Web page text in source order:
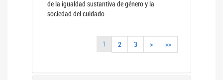
de la igualdad sustantiva de género y la
sociedad del cuidado
1 2 3 > >>